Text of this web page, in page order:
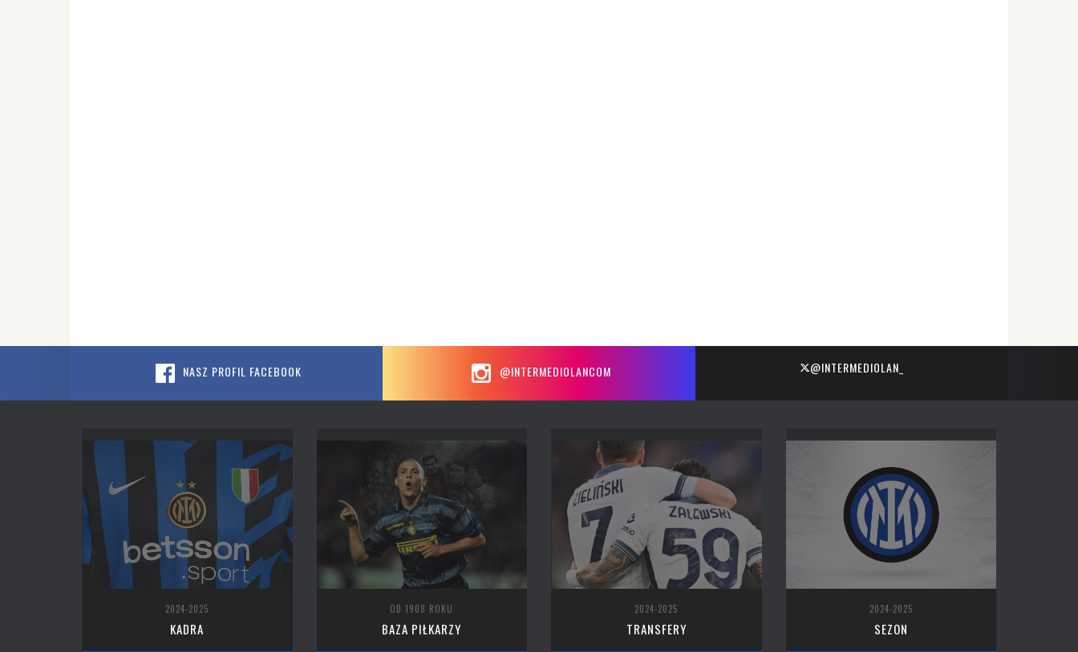
NASZ PROFIL FACEBOOK @INTERMEDIOLANCOM @INTERMEDIOLAN_
2024-2025
KADRA
OD 1908 ROKU
BAZA PIŁKARZY
2024-2025
TRANSFERY
2024-2025
SEZON